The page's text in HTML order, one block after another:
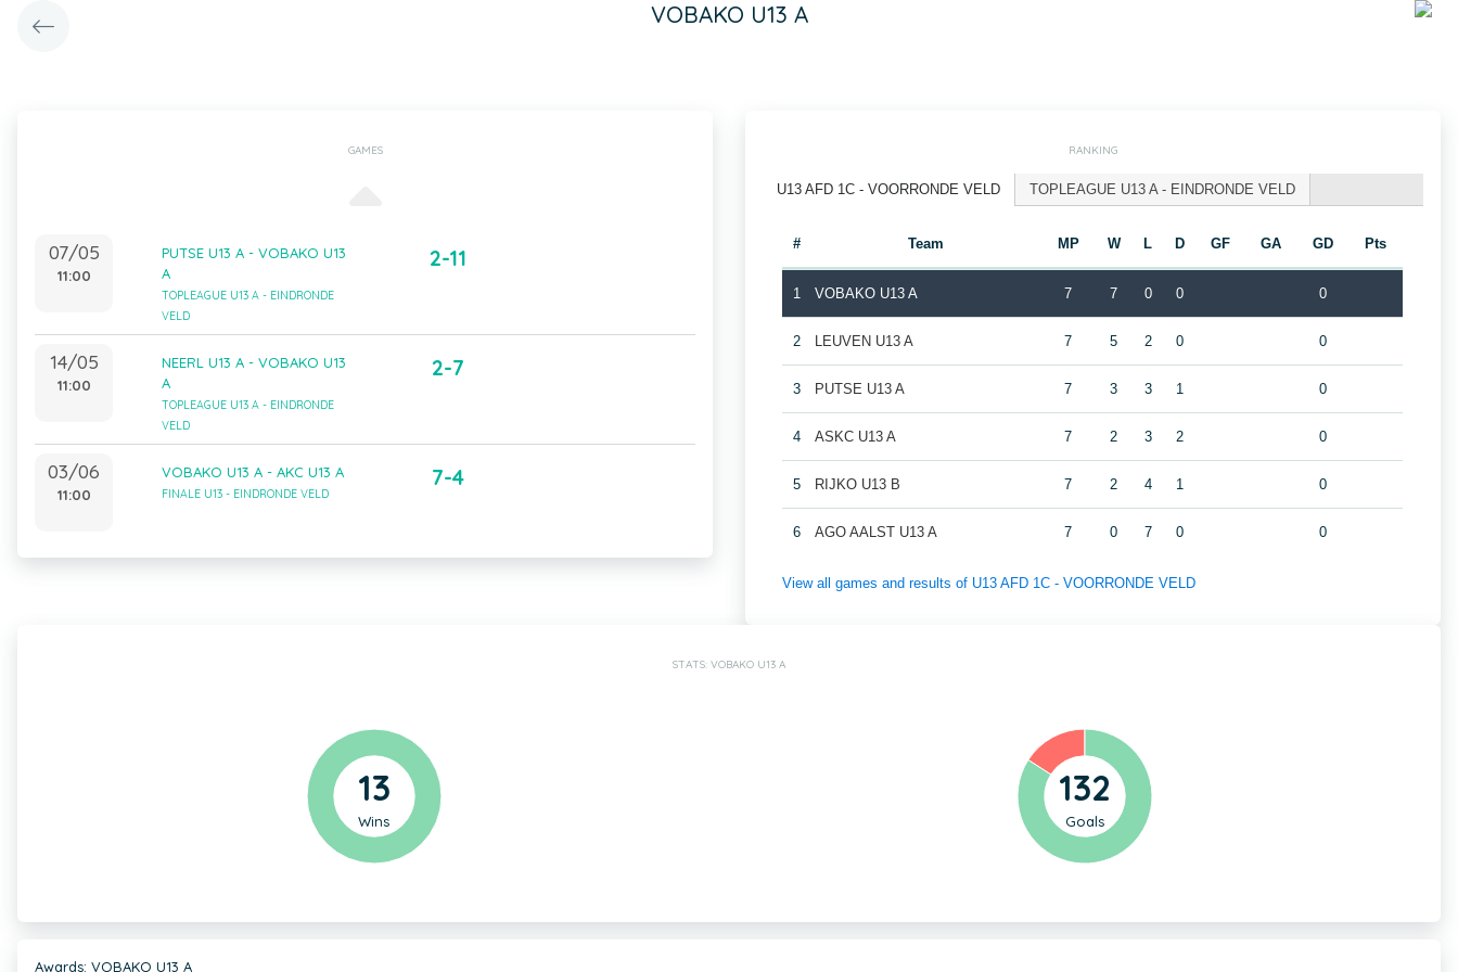
VOBAKO U13 A
GAMES
07/05
11:00
PUTSE U13 A - VOBAKO U13
A
TOPLEAGUE U13 A - EINDRONDE
VELD
2-11
14/05
11:00
NEERL U13 A - VOBAKO U13
A
TOPLEAGUE U13 A - EINDRONDE
VELD
2-7
03/06
11:00
VOBAKO U13 A - AKC U13 A
FINALE U13 - EINDRONDE VELD
7-4
RANKING
U13 AFD 1C - VOORRONDE VELD TOPLEAGUE U13 A - EINDRONDE VELD
# Team MP W L D GF GA GD Pts
1 VOBAKO U13 A 7 7 0 0 0
2 LEUVEN U13 A 7 5 2 0 0
3 PUTSE U13 A 7 3 3 1 0
4 ASKC U13 A 7 2 3 2 0
5 RIJKO U13 B 7 2 4 1 0
6 AGO AALST U13 A 7 0 7 0 0
View all games and results of U13 AFD 1C - VOORRONDE VELD
STATS: VOBAKO U13 A
13
Wins
132
Goals
Awards: VOBAKO U13 A